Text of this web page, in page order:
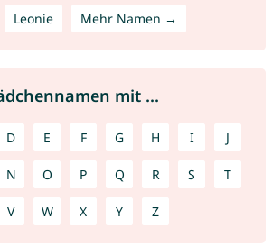
Leonie Mehr Namen →
mit ...
D E F G H I J
N O P Q R S T
V W X Y Z